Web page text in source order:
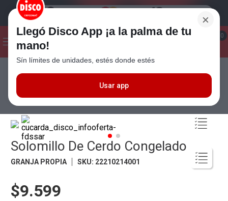
¡Hola! ¿Qué estas buscando? 0
Seleccioná el método de entrega
×
Llegó Disco App ¡a la palma de tu
mano!
Sín límites de unidades, estés donde estés
Usar app
Solomillo De Cerdo Congelado
Solomillo De Cerdo Congelado
GRANJA PROPIA SKU: 22210214001
$9.599
3.
Cerveza
7.
Queso